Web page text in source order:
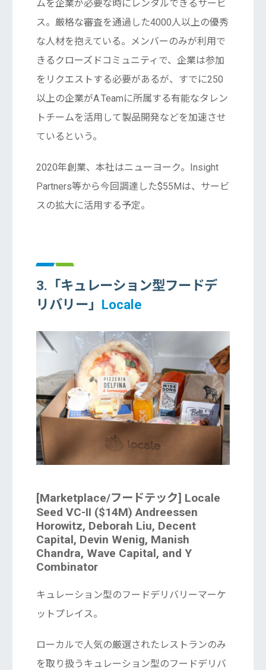
ムを企業が必要な時にレンタルできるサービ
ス。厳格な審査を通過した4000人以上の優秀
な人材を抱えている。メンバーのみが利用で
きるクローズドコミュニティで、企業は参加
をリクエストする必要があるが、すでに250
以上の企業がA.Teamに所属する有能なタレン
トチームを活用して製品開発などを加速させ
ているという。
2020年創業、本社はニューヨーク。Insight
Partners等から今回調達した$55Mは、サービ
スの拡大に活用する予定。
3.「キュレーション型フードデ
リバリー」 Locale
[Marketplace/フードテック] Locale
Seed VC-II ($14M) Andreessen
Horowitz, Deborah Liu, Decent
Capital, Devin Wenig, Manish
Chandra, Wave Capital, and Y
Combinator
キュレーション型のフードデリバリーマーケ
ットプレイス。
ローカルで人気の厳選されたレストランのみ
を取り扱うキュレーション型のフードデリバ